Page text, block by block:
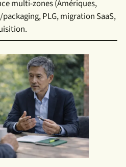
multi-zones (Amériques,
packaging, PLG, migration SaaS,